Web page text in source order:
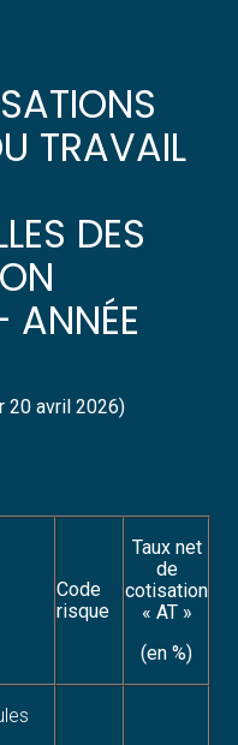
TRAVAIL
DES
ANNÉE
20 avril 2026)
Code
risque
Taux net
de
cotisation
« AT »
(en %)